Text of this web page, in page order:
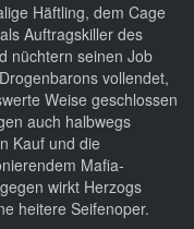
Häftling, dem Cage
Auftragskiller des
nüchtern seinen Job
vollendet,
Weise geschlossen
auch halbwegs
Kauf und die
Mafia-
wirkt Herzogs
heitere Seifenoper.